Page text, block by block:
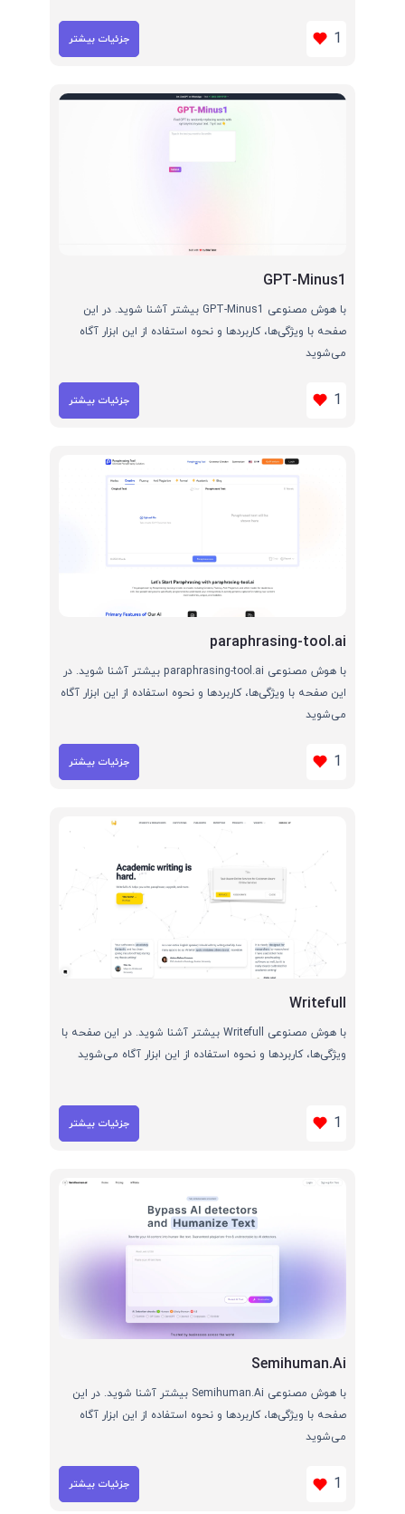
1 جزئیات بیشتر
GPT-Minus1
با هوش مصنوعی GPT-Minus1 بیشتر آشنا شوید. در این
صفحه با ویژگی‌ها، کاربردها و نحوه استفاده از این ابزار آگاه
می‌شوید
1 جزئیات بیشتر
paraphrasing-tool.ai
با هوش مصنوعی paraphrasing-tool.ai بیشتر آشنا شوید. در
این صفحه با ویژگی‌ها، کاربردها و نحوه استفاده از این ابزار آگاه
می‌شوید
1 جزئیات بیشتر
Writefull
با هوش مصنوعی Writefull بیشتر آشنا شوید. در این صفحه با
ویژگی‌ها، کاربردها و نحوه استفاده از این ابزار آگاه می‌شوید
1 جزئیات بیشتر
Semihuman.Ai
با هوش مصنوعی Semihuman.Ai بیشتر آشنا شوید. در این
صفحه با ویژگی‌ها، کاربردها و نحوه استفاده از این ابزار آگاه
می‌شوید
1 جزئیات بیشتر